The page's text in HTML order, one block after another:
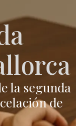
la segunda
de